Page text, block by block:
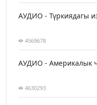
АУДИО - Түркиядагы
4569678
АУДИО - Америкалык
4630293